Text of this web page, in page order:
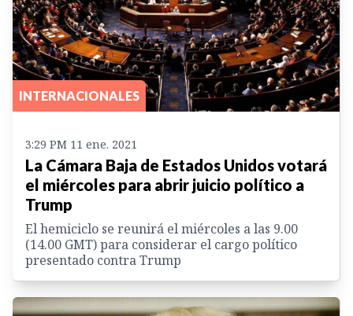
INTERNACIONALES
3:29 PM 11 ene. 2021
La Cámara Baja de Estados Unidos votará
el miércoles para abrir juicio político a
Trump
El hemiciclo se reunirá el miércoles a las 9.00
(14.00 GMT) para considerar el cargo político
presentado contra Trump